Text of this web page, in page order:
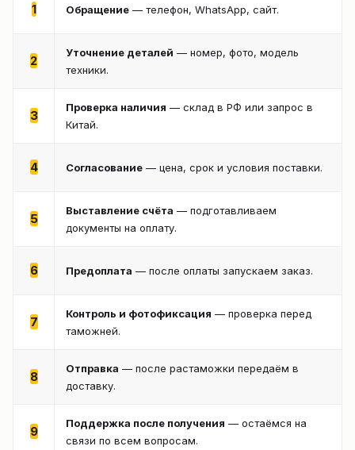
1 Обращение — телефон, WhatsApp, сайт.
2
Уточнение деталей — номер, фото, модель
техники.
3
Проверка наличия — склад в РФ или запрос в
Китай.
4 Согласование — цена, срок и условия поставки.
5
Выставление счёта — подготавливаем
документы на оплату.
6 Предоплата — после оплаты запускаем заказ.
7
Контроль и фотофиксация — проверка перед
таможней.
8
Отправка — после растаможки передаём в
доставку.
9
Поддержка после получения — остаёмся на
связи по всем вопросам.